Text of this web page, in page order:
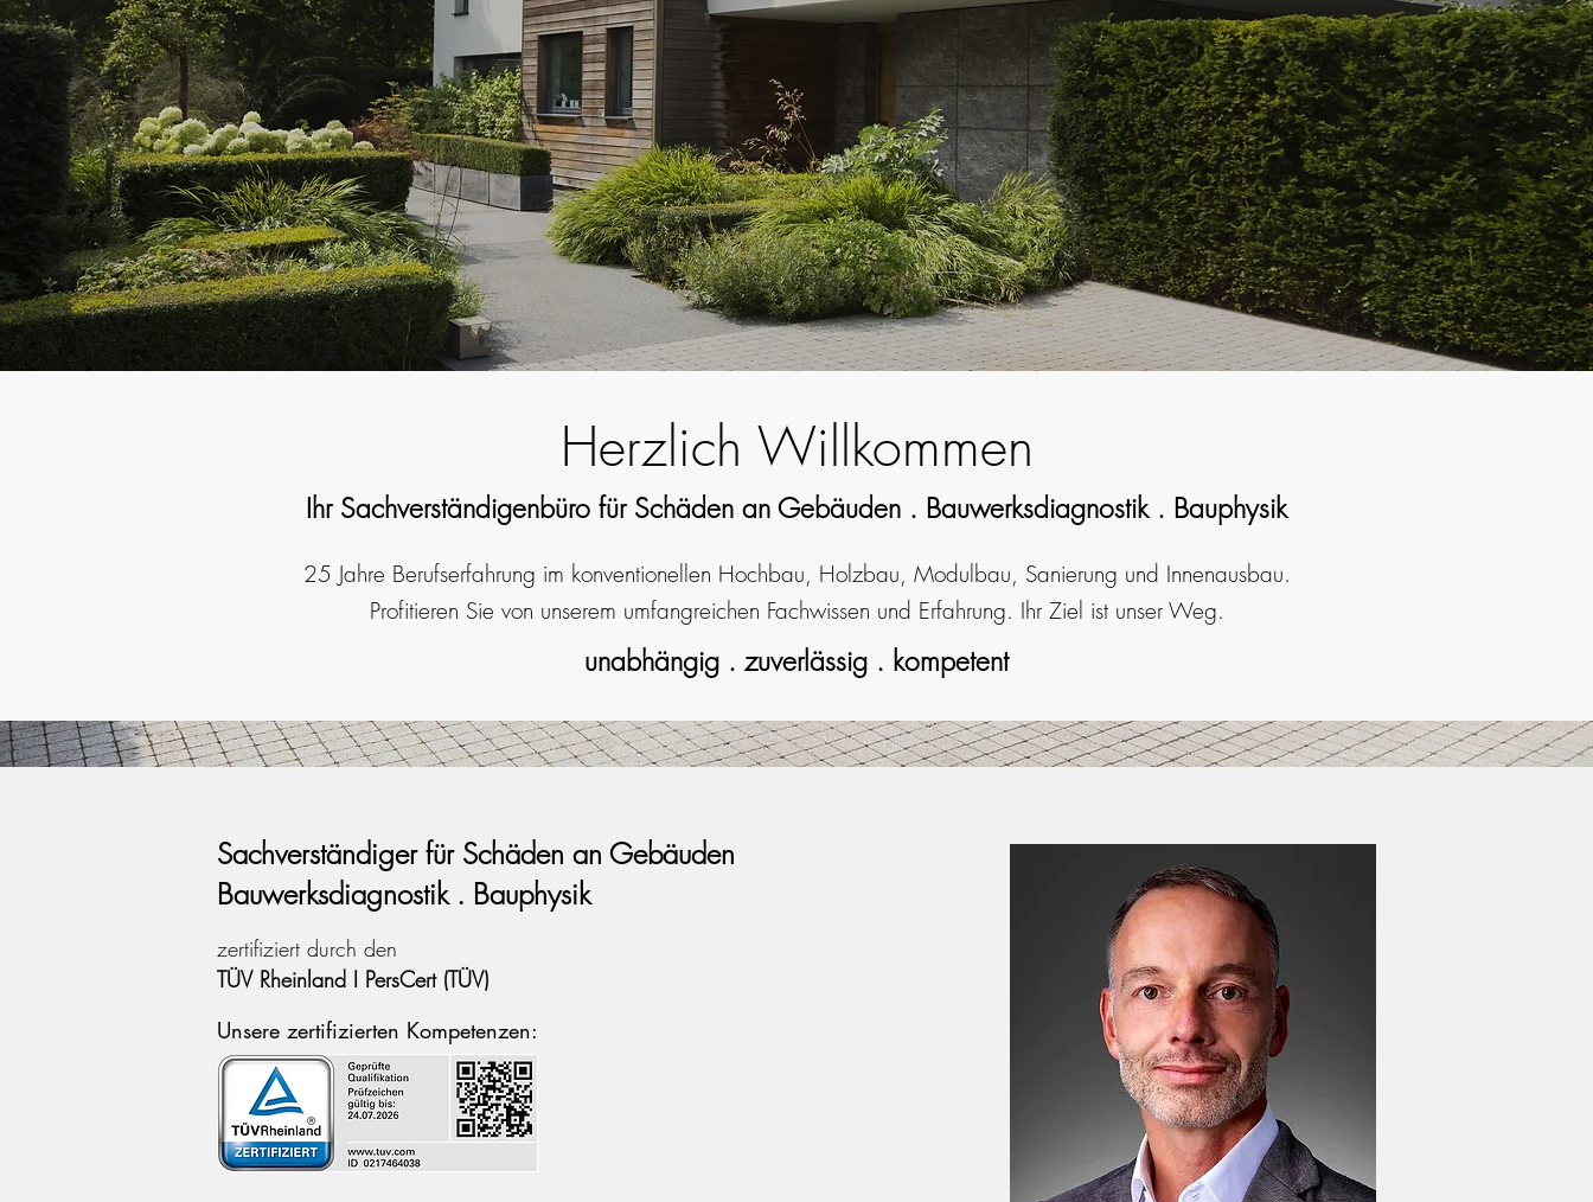
an Ihrer Seite.
Herzlich Willkommen
Ihr Sachverständigenbüro für Schäden an Gebäuden . Bauwerksdiagnostik . Bauphysik
25 Jahre Berufserfahrung im konventionellen Hochbau, Holzbau, Modulbau, Sanierung und Innenausbau.
Profitieren Sie von unserem umfangreichen Fachwissen und Erfahrung. Ihr Ziel ist unser Weg.
unabhängig . zuverlässig . kompetent
Sachverständiger für Schäden an Gebäuden
Bauwerksdiagnostik . Bauphysik
zertifiziert durch den
TÜV Rheinland I PersCert (TÜV)
Unsere zertifizierten Kompetenzen: